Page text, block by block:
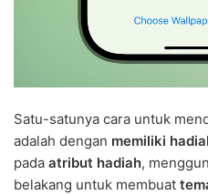
Satu-satunya cara untuk
adalah dengan memiliki
pada atribut hadiah,
belakang untuk membuat